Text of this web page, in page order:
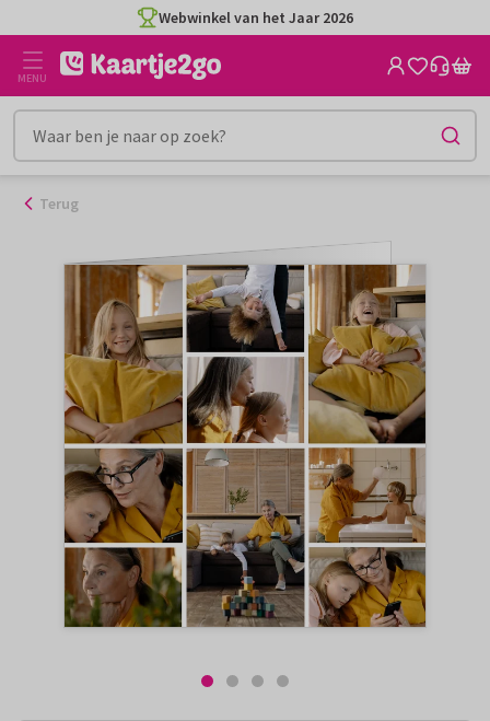
naar
inhoud
Webwinkel van het Jaar 2026
MENU
Terug